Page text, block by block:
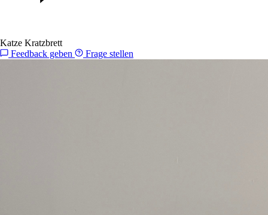
Katze Kratzbrett
Feedback geben
Frage stellen